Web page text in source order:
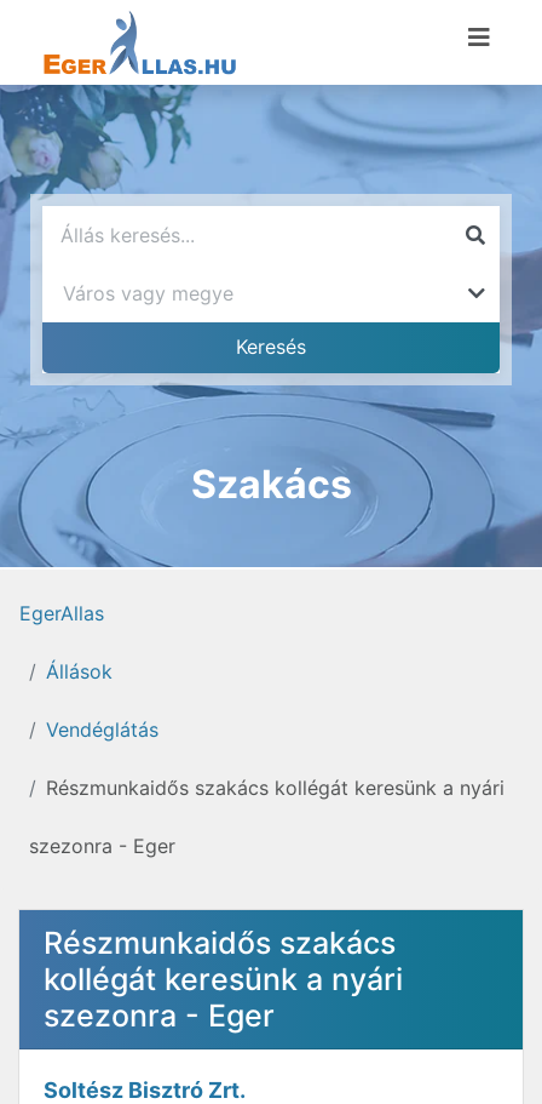
Szakács
EgerAllas
Állások
Vendéglátás
Részmunkaidős szakács kollégát keresünk a nyári
szezonra - Eger
Részmunkaidős szakács
kollégát keresünk a nyári
szezonra - Eger
Soltész Bisztró Zrt.